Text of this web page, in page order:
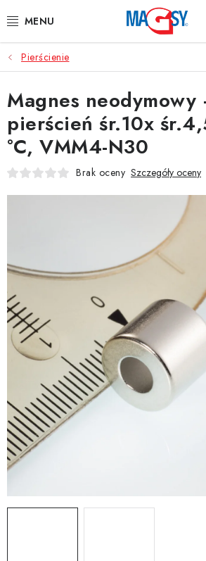
do
GŁÓWNE KATEGORIE
MAGNETYCZNE POMOCE
MAGNESY PRZEMYSŁOWE
INNE MAGNESY
Ochrona
Blog
Kontakty Odstąpienie od umowy
Pierścienie
Magnes neodymowy
pierścień śr.10x
°C, VMM4-N30
Brak oceny Szczegóły oceny